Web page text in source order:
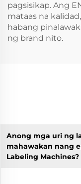
pagsisikap. Ang
mataas na
habang
ng brand nito.
Anong mga uri ng
mahawakan nang
Labeling Machines?